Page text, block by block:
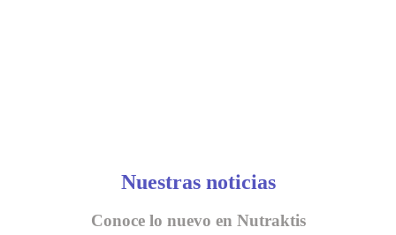
Nuestras noticias
Conoce lo nuevo en Nutraktis